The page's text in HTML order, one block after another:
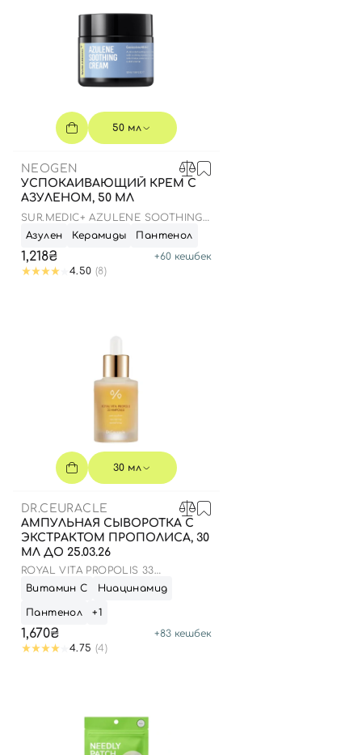
50 мл
NEOGEN
УСПОКАИВАЮЩИЙ КРЕМ С
АЗУЛЕНОМ, 50 МЛ
SUR.MEDIC+ AZULENE SOOTHING
CREAM
Азулен Керамиды Пантенол
1,218₴ +60кешбек
4.50 (8)
30 мл
DR.CEURACLE
АМПУЛЬНАЯ СЫВОРОТКА С
ЭКСТРАКТОМ ПРОПОЛИСА, 30
МЛ ДО 25.03.26
ROYAL VITA PROPOLIS 33
AMPOULE
Витамин С Ниацинамид
Пантенол +1
1,670₴ +83кешбек
4.75 (4)